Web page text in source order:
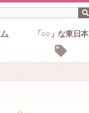
「○○」な東日本